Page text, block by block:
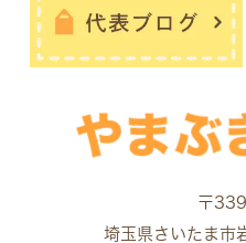
〒
埼玉県さいたま市